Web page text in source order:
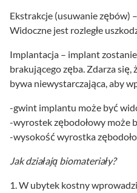
Ekstrakcje (usuwanie zębów)
Widoczne jest rozległe
Implantacja – implant
brakującego zęba. Zdarza się,
bywa niewystarczająca, aby
-gwint implantu może być
-wyrostek zębodołowy może
-wysokość wyrostka
Jak działają biomateriały?
1. W ubytek kostny